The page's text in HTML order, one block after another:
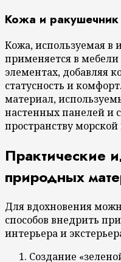
Кожа и ракушечник
Кожа, используемая в
применяется в
элементах, добавляя
статусность и
материал,
настенных панелей и
пространству
Практические
природных
Для вдохновения
способов внедрить
интерьера и
Создание